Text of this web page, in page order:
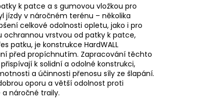
k patce a s gumovou vložkou pro
jízdy v náročném terénu – několika
celkové odolnosti opletu, jako i pro
ochrannou vrstvou od patky k patce,
patku, je konstrukce HardWALL
před propíchnutím. Zapracování těchto
k solidní a odolné konstrukci,
a účinnosti přenosu síly ze šlapání.
oporu a větší odolnost proti
náročné traily.